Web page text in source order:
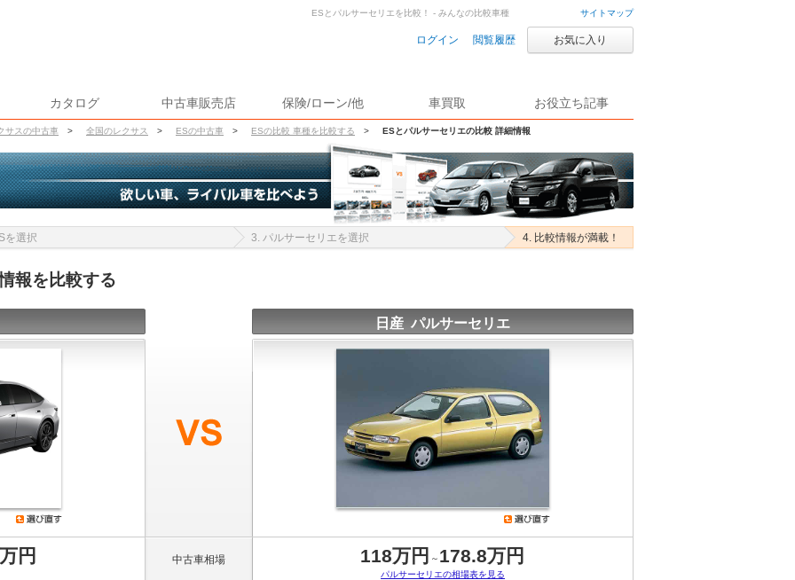
サイトマップ
ログイン 閲覧履歴 お気に入り
カタログ 中古車販売店 保険/ローン/他 車買取 お役立ち記事
サスの中古車 > 全国のレクサス > ESの中古車 > ESの比較 車種を比較する > ESとパルサーセリエの比較 詳細情報
ESとパルサーセリエを比較！ - みんなの比較車種
を選択 3. パルサーセリエを選択 4. 比較情報が満載！
報を比較する
日産 パルサーセリエ
円 中古車相場 118万円 ～ 178.8万円
パルサーセリエの相場表を見る